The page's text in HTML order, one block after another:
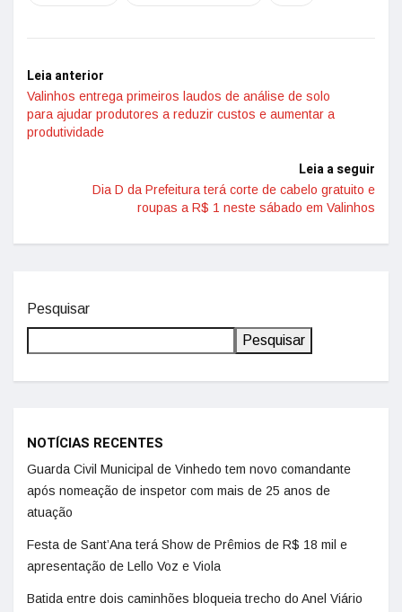
Leia anterior
Valinhos entrega primeiros laudos de análise de solo
para ajudar produtores a reduzir custos e aumentar a
produtividade
Leia a seguir
Dia D da Prefeitura terá corte de cabelo gratuito e
roupas a R$ 1 neste sábado em Valinhos
Pesquisar
Pesquisar
NOTÍCIAS RECENTES
Guarda Civil Municipal de Vinhedo tem novo comandante
após nomeação de inspetor com mais de 25 anos de
atuação
Festa de Sant’Ana terá Show de Prêmios de R$ 18 mil e
apresentação de Lello Voz e Viola
Batida entre dois caminhões bloqueia trecho do Anel Viário